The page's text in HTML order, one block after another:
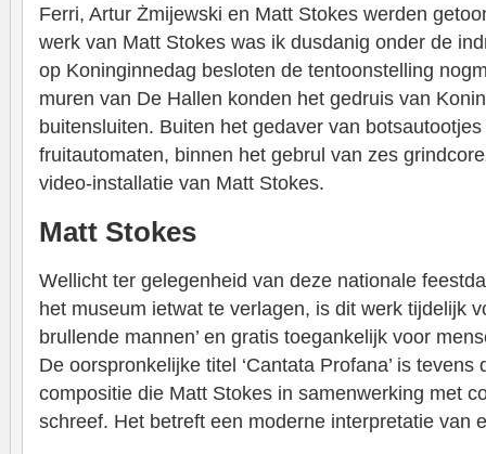
Ferri, Artur Żmijewski en Matt Stokes werden
werk van Matt Stokes was ik dusdanig onder de
op Koninginnedag besloten de tentoonstelling
muren van De Hallen konden het gedruis van
buitensluiten. Buiten het gedaver van
fruitautomaten, binnen het gebrul van zes
video-installatie van Matt Stokes.
Matt Stokes
Wellicht ter gelegenheid van deze nationale
het museum ietwat te verlagen, is dit werk tijdelijk
brullende mannen’ en gratis toegankelijk voor
De oorspronkelijke titel ‘Cantata Profana’ is
compositie die Matt Stokes in samenwerking met
schreef. Het betreft een moderne interpretatie van